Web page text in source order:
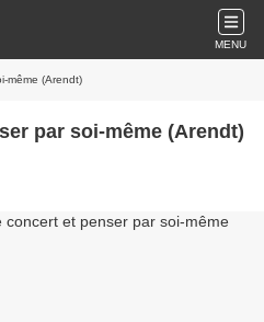
MENU
même (Arendt)
par soi-même (Arendt)